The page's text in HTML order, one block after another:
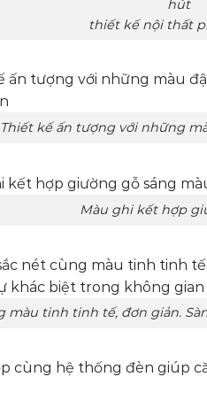
hút
thiết kế nội thất
những màu đậm là
giường gỗ sáng
tinh tế, đơn giản. Sàn